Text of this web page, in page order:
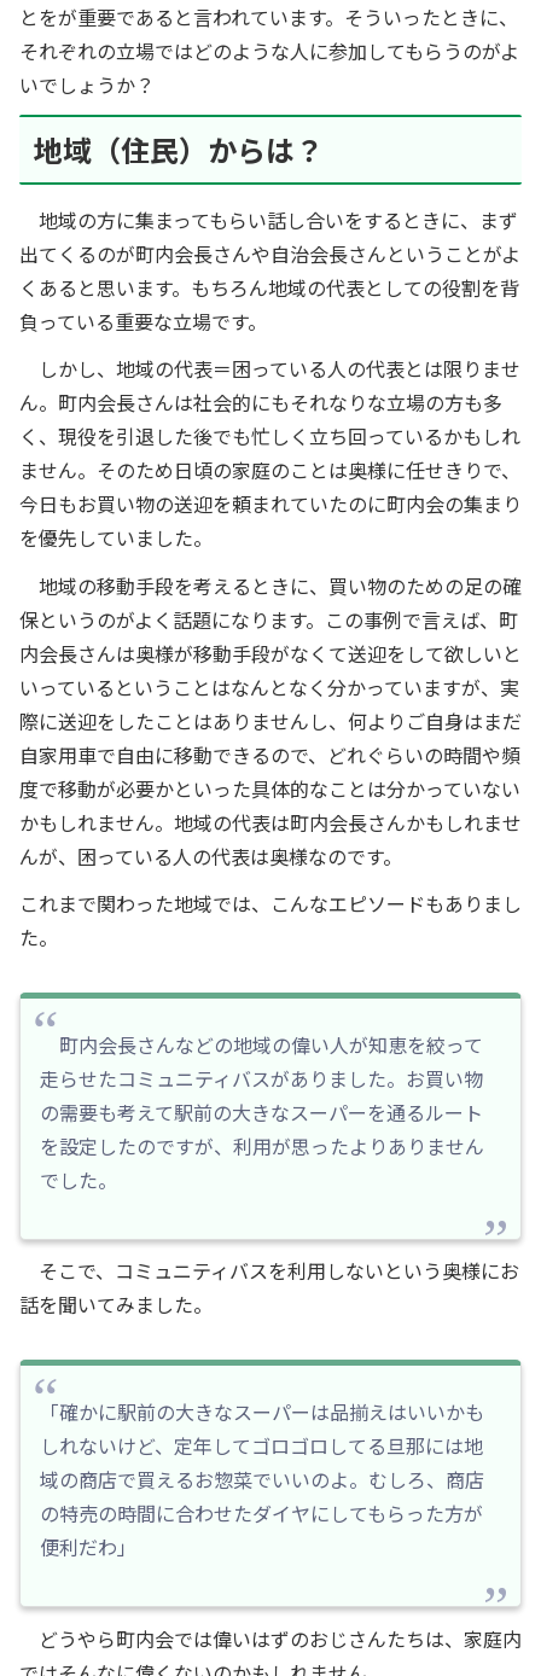
とをが重要であると言われています。そういったときに、
それぞれの立場ではどのような人に参加してもらうのがよ
いでしょうか？
地域（住民）からは？
地域の方に集まってもらい話し合いをするときに、まず
出てくるのが町内会長さんや自治会長さんということがよ
くあると思います。もちろん地域の代表としての役割を背
負っている重要な立場です。
しかし、地域の代表＝困っている人の代表とは限りませ
ん。町内会長さんは社会的にもそれなりな立場の方も多
く、現役を引退した後でも忙しく立ち回っているかもしれ
ません。そのため日頃の家庭のことは奥様に任せきりで、
今日もお買い物の送迎を頼まれていたのに町内会の集まり
を優先していました。
地域の移動手段を考えるときに、買い物のための足の確
保というのがよく話題になります。この事例で言えば、町
内会長さんは奥様が移動手段がなくて送迎をして欲しいと
いっているということはなんとなく分かっていますが、実
際に送迎をしたことはありませんし、何よりご自身はまだ
自家用車で自由に移動できるので、どれぐらいの時間や頻
度で移動が必要かといった具体的なことは分かっていない
かもしれません。地域の代表は町内会長さんかもしれませ
んが、困っている人の代表は奥様なのです。
これまで関わった地域では、こんなエピソードもありまし
た。
町内会長さんなどの地域の偉い人が知恵を絞って
走らせたコミュニティバスがありました。お買い物
の需要も考えて駅前の大きなスーパーを通るルート
を設定したのですが、利用が思ったよりありません
でした。
そこで、コミュニティバスを利用しないという奥様にお
話を聞いてみました。
「確かに駅前の大きなスーパーは品揃えはいいかも
しれないけど、定年してゴロゴロしてる旦那には地
域の商店で買えるお惣菜でいいのよ。むしろ、商店
の特売の時間に合わせたダイヤにしてもらった方が
便利だわ」
どうやら町内会では偉いはずのおじさんたちは、家庭内